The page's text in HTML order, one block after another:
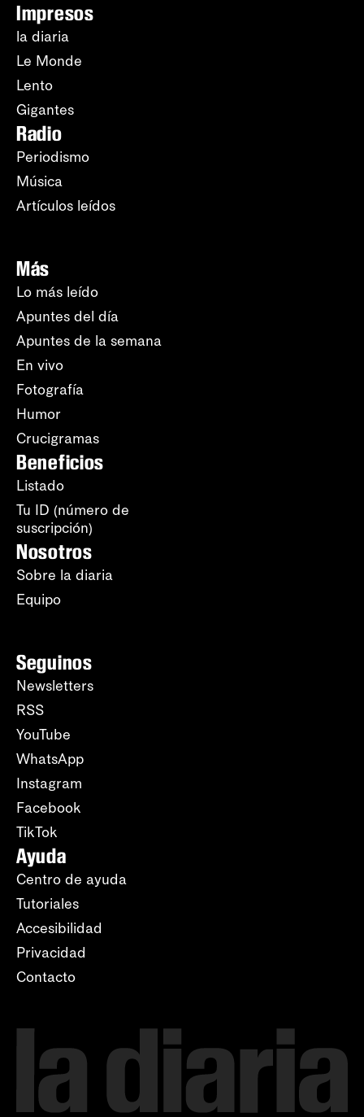
Impresos
la diaria
Le Monde
Lento
Gigantes
Radio
Periodismo
Música
Artículos leídos
Más
Lo más leído
Apuntes del día
Apuntes de la semana
En vivo
Fotografía
Humor
Crucigramas
Beneficios
Listado
Tu ID (número de
suscripción)
Nosotros
Sobre la diaria
Equipo
Seguinos
Newsletters
RSS
YouTube
WhatsApp
Instagram
Facebook
TikTok
Ayuda
Centro de ayuda
Tutoriales
Accesibilidad
Privacidad
Contacto